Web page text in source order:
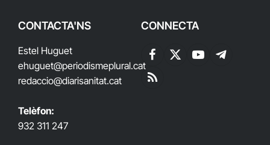
CONTACTA'NS
Estel Huguet
ehuguet@periodismeplural.cat
redaccio@diarisanitat.cat
Telèfon:
932 311 247
CONNECTA
Facebook
X
YouTubeTelegram
RSS